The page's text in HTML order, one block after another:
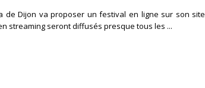
de Dijon va proposer un festival en ligne sur son site
streaming seront diffusés presque tous les ...